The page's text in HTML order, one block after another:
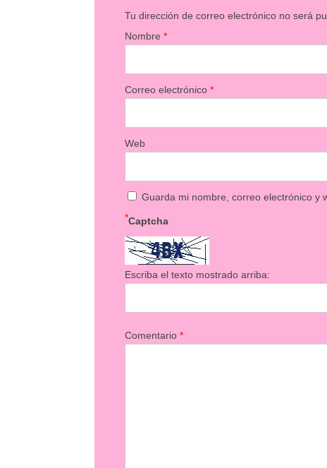
Tu dirección de correo electrónico no será
Nombre*
Correo electrónico*
Web
Guarda mi nombre, correo electrónico y
Captcha
*
Escriba el texto mostrado arriba:
Comentario*